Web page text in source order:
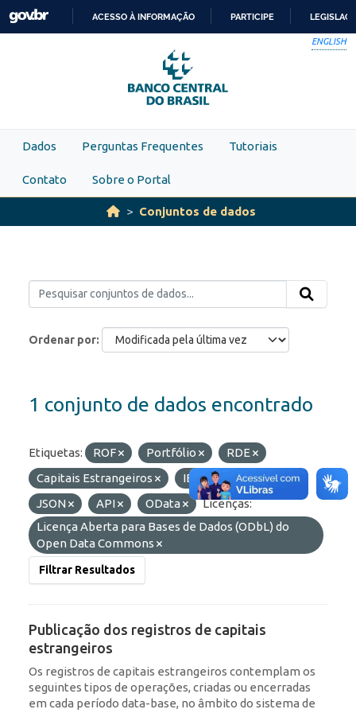
Skip to main content
PARA
O
CONTEÚDO
ACESSO À INFORMAÇÃO PARTICIPE
ENGLISH
Dados Perguntas Frequentes Tutoriais
Contato Sobre o Portal
Conjuntos de dados
Ordenar por
1 conjunto de dados encontrado
Etiquetas: ROF Portfólio
RDE
Capitais Estrangeiros
IED
Formatos:
JSON
API OData
Licenças:
Licença Aberta para Bases de Dados (ODbL) do
Open Data Commons
Filtrar Resultados
Publicação dos registros de capitais
estrangeiros
Os registros de capitais estrangeiros contemplam os
seguintes tipos de operações, criadas ou encerradas
em cada período data-base, no âmbito do sistema de